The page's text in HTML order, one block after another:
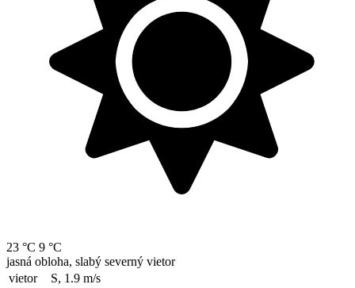
23 °C 9 °C
jasná obloha, slabý severný vietor
vietor
S, 1.9 m/s